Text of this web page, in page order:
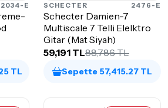
2034-E
TL
SCHECTER 2476-E
Schecter Damien-7
Multiscale 7 Telli Elelktro
Gitar (Mat Siyah)
59,191 TL88,786 TL
Sepette 57,415.27 TL